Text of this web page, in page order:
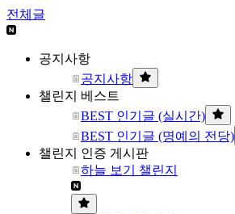
전체글
공지사항
공지사항
챌린지 베스트
BEST 인기글 (실시간)
BEST 인기글 (명예의 전당)
챌린지 인증 게시판
하늘 보기 챌린지